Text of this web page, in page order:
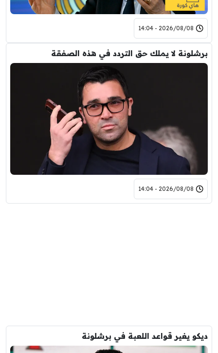
2026/08/08 - 14:04
برشلونة لا يملك حق التردد في هذه الصفقة
2026/08/08 - 14:04
ديكو يغير قواعد اللعبة في برشلونة